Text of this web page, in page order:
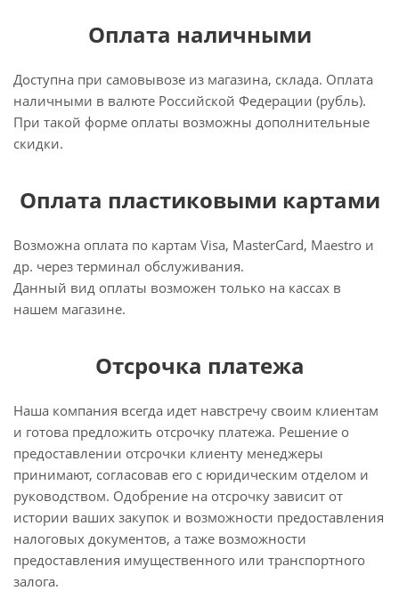
Оплата наличными
Доступна при самовывозе из магазина, склада. Оплата
наличными в валюте Российской Федерации (рубль).
При такой форме оплаты возможны дополнительные
скидки.
Оплата пластиковыми картами
Возможна оплата по картам Visa, MasterCard, Maestro и
др. через терминал обслуживания.
Данный вид оплаты возможен только на кассах в
нашем магазине.
Отсрочка платежа
Наша компания всегда идет навстречу своим клиентам
и готова предложить отсрочку платежа. Решение о
предоставлении отсрочки клиенту менеджеры
принимают, согласовав его с юридическим отделом и
руководством. Одобрение на отсрочку зависит от
истории ваших закупок и возможности предоставления
налоговых документов, а таже возможности
предоставления имущественного или транспортного
залога.